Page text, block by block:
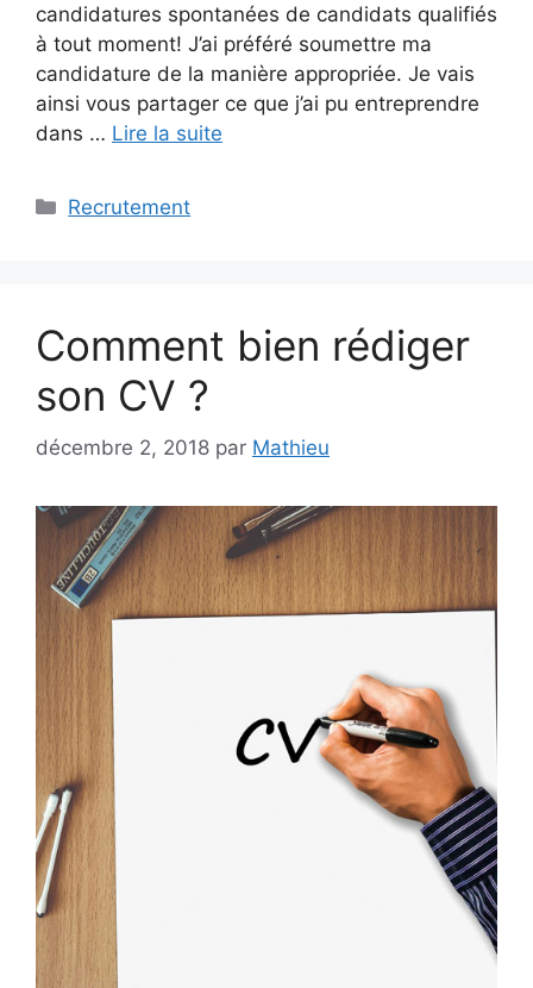
candidatures spontanées de candidats qualifiés
à tout moment! J’ai préféré soumettre ma
candidature de la manière appropriée. Je vais
ainsi vous partager ce que j’ai pu entreprendre
dans … Lire la suite
Catégories
Recrutement
Comment bien rédiger
son CV ?
décembre 2, 2018 par Mathieu